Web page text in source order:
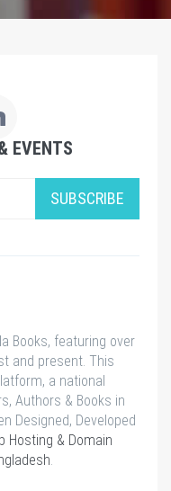
EVENTS
SUBSCRIBE
Books, featuring over
and present. This
a national
Authors & Books in
Designed, Developed
Hosting & Domain